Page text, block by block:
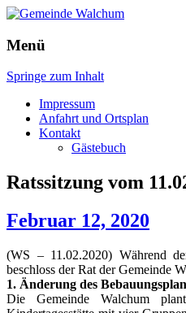
Gemeinde
Gemeinde Walchum
Suchen
nach:
Menü
Springe zum Inhalt
Impressum
Anfahrt und Ortsplan
Kontakt
Gästebuch
Ratssitzung vom
Februar 12, 2020
(WS – 11.02.2020) Während
beschloss der Rat der Gemeinde
1. Änderung des
Die Gemeinde Walchum